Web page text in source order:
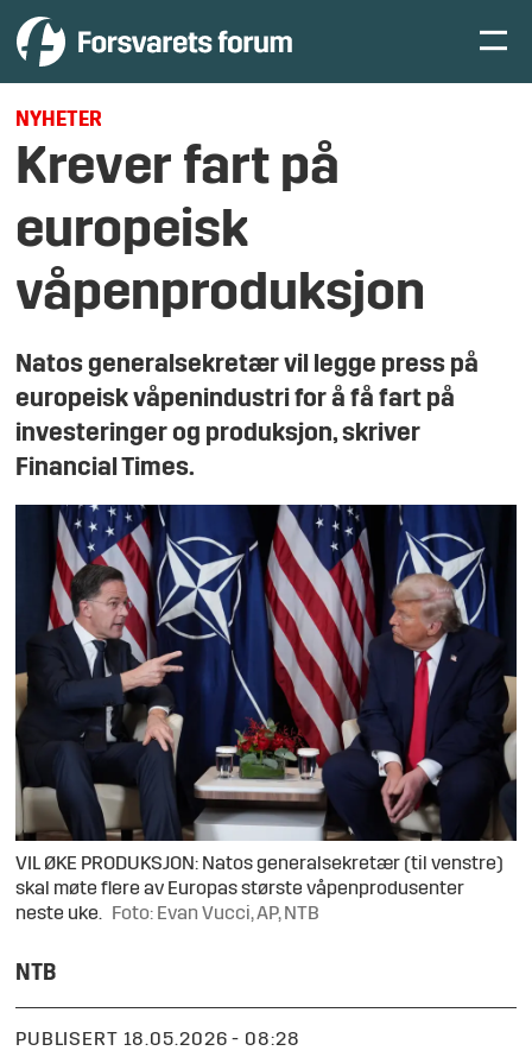
NYHETER
Krever fart på
europeisk
våpenproduksjon
Natos generalsekretær vil legge press på
europeisk våpenindustri for å få fart på
investeringer og produksjon, skriver
Financial Times.
VIL ØKE PRODUKSJON: Natos generalsekretær (til venstre)
skal møte flere av Europas største våpenprodusenter
neste uke.
Foto: Evan Vucci, AP, NTB
NTB
PUBLISERT 18.05.2026 - 08:28